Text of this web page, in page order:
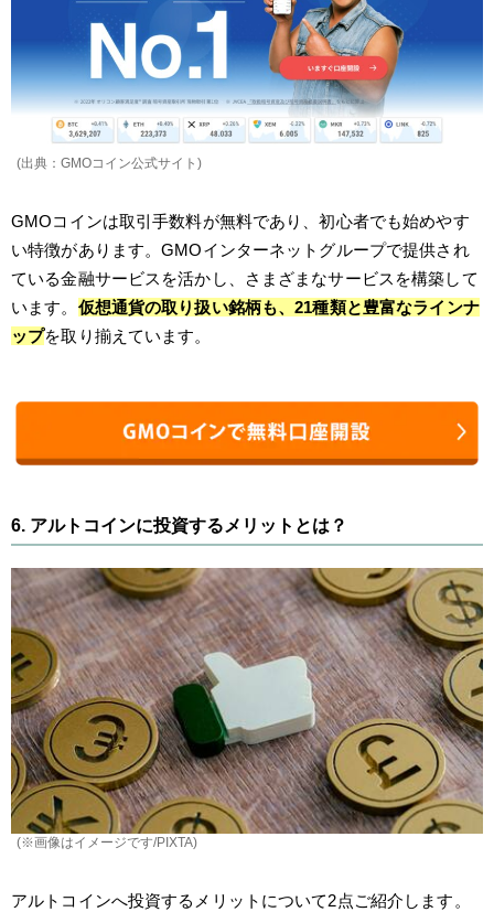
(出典：GMOコイン公式サイト)
GMOコインは取引手数料が無料であり、初心者でも始めやす
い特徴があります。GMOインターネットグループで提供され
ている金融サービスを活かし、さまざまなサービスを構築して
います。 仮想通貨の取り扱い銘柄も、21種類と豊富なラインナ
ップを取り揃えています。
6. アルトコインに投資するメリットとは？
(※画像はイメージです/PIXTA)
アルトコインへ投資するメリットについて2点ご紹介します。